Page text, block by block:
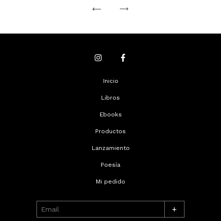
Inicio
Libros
Ebooks
Productos
Lanzamiento
Poesía
Mi pedido
+